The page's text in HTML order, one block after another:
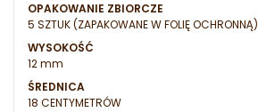
OPAKOWANIE ZBIORCZE
5 SZTUK (ZAPAKOWANE W FOLIĘ OCHRONNĄ)
WYSOKOŚĆ
12 mm
ŚREDNICA
18 CENTYMETRÓW